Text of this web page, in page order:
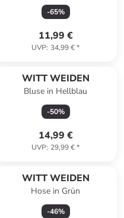
-65%
11,99 €
UVP: 34,99 €*
WITT WEIDEN
Bluse in Hellblau
-50%
14,99 €
UVP: 29,99 €*
WITT WEIDEN
Hose in Grün
-46%